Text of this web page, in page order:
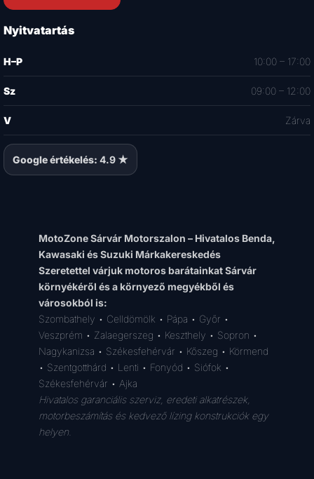
Nyitvatartás
H–P 10:00 – 17:00
Sz 09:00 – 12:00
V Zárva
Google értékelés: 4.9 ★
MotoZone Sárvár Motorszalon – Hivatalos Benda,
Kawasaki és Suzuki Márkakereskedés
Szeretettel várjuk motoros barátainkat Sárvár
környékéről és a környező megyékből és
városokból is:
Szombathely • Celldömölk • Pápa • Győr •
Veszprém • Zalaegerszeg • Keszthely • Sopron •
Nagykanizsa • Székesfehérvár • Kőszeg • Körmend
• Szentgotthárd • Lenti • Fonyód • Siófok •
Székesfehérvár • Ajka
Hivatalos garanciális szerviz, eredeti alkatrészek,
motorbeszámítás és kedvező lízing konstrukciók egy
helyen.